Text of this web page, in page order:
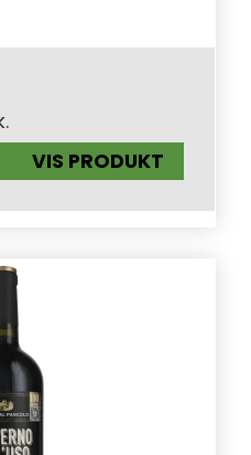
VIS PRODUKT